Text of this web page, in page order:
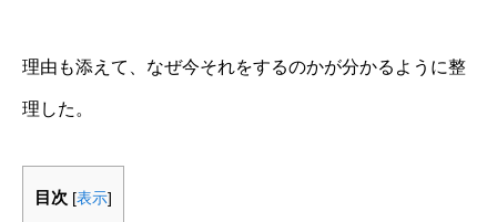
理由も添えて、なぜ今それをするのかが分かるように整
理した。
目次 [表示]